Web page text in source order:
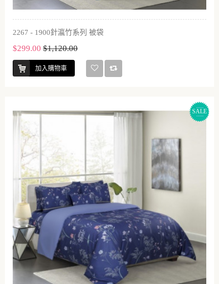
2267 - 1900針瀛竹系列 被袋
$299.00 $1,120.00
加入購物車
SALE